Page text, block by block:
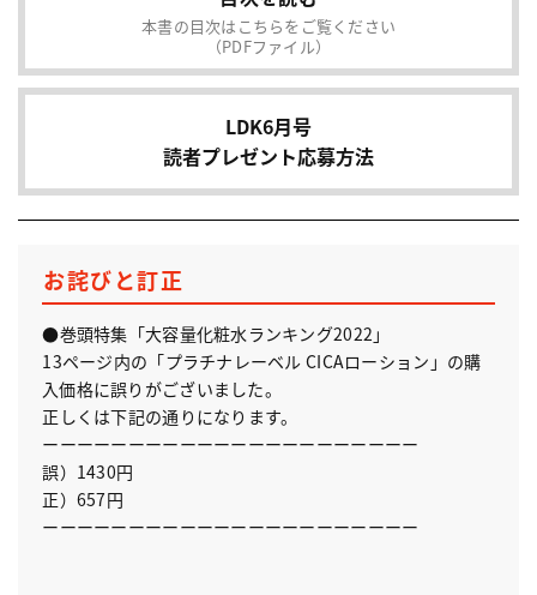
本書の目次はこちらをご覧ください
（PDFファイル）
LDK6月号
読者プレゼント応募方法
お詫びと訂正
●巻頭特集「大容量化粧水ランキング2022」
13ページ内の「プラチナレーベル CICAローション」の購
入価格に誤りがございました。
正しくは下記の通りになります。
ーーーーーーーーーーーーーーーーーーーーーー
誤）1430円
正）657円
ーーーーーーーーーーーーーーーーーーーーーー